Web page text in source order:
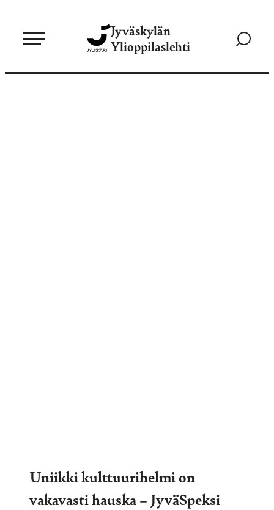
sisältöön
Jyväskylän
Ylioppilaslehti
Siirry
Uniikki kulttuurihelmi on
vakavasti hauska – JyväSpeksi